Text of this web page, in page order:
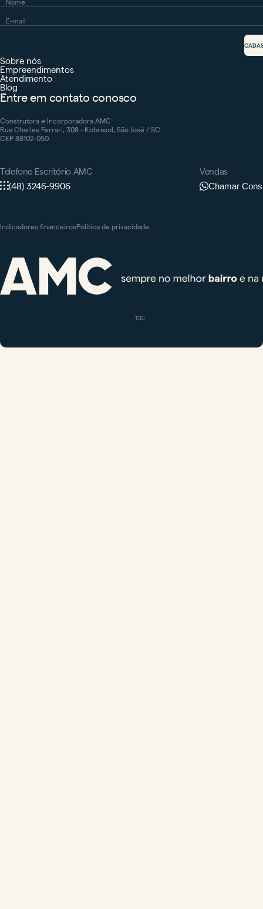
Entre em contato conosco
Construtora e Incorporadora AMC
Rua Charles Ferrari, 308 - Kobrasol, São José / SC
CEP 88102-050
Telefone Escritório AMC
(48) 3246-9906
Vendas
Chamar
Sobre nós
Empreendimentos
Atendimento
Blog
Indicadores financeirosPolítica de privacidade